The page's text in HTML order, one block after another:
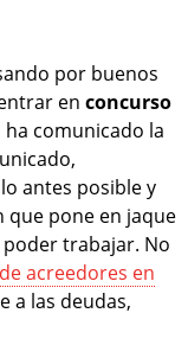
por buenos
en concurso
ha comunicado la
antes posible y
que pone en jaque
trabajar. No
acreedores en
a las deudas,